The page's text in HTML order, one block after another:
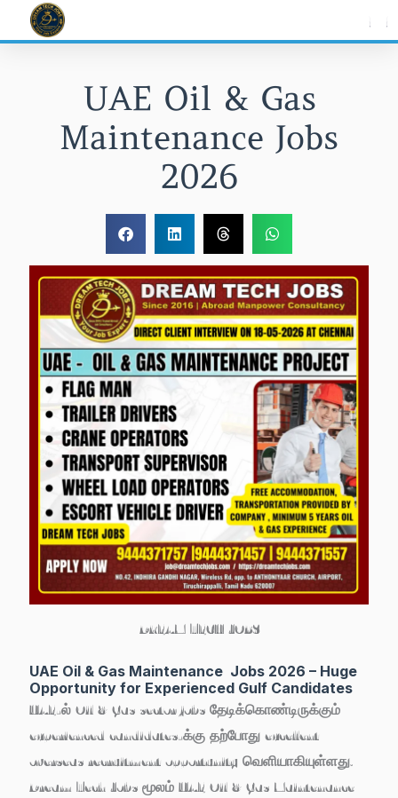
UAE Oil & Gas
Maintenance Jobs
2026
DREAM TECH JOBS
UAE Oil & Gas Maintenance Jobs 2026 – Huge
Opportunity for Experienced Gulf Candidates
UAE-ல் Oil & Gas sector jobs தேடிக்கொண்டிருக்கும்
experienced candidates-க்கு தற்போது excellent
overseas recruitment opportunity வெளியாகியுள்ளது.
Dream Tech Jobs மூலம் UAE Oil & Gas Maintenance